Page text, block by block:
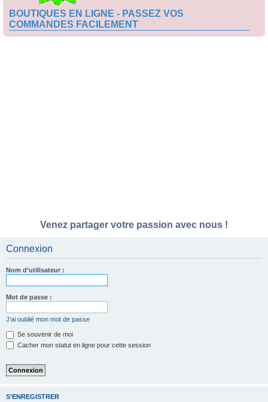
BOUTIQUES EN LIGNE - PASSEZ VOS
COMMANDES FACILEMENT
Venez partager votre passion avec nous !
Connexion
Nom d’utilisateur :
Mot de passe :
J’ai oublié mon mot de passe
Se souvenir de moi
Cacher mon statut en ligne pour cette session
S’ENREGISTRER